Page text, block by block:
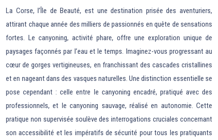
La Corse, l’Île de Beauté, est une destination prisée des aventuriers,
attirant chaque année des milliers de passionnés en quête de sensations
fortes. Le canyoning, activité phare, offre une exploration unique de
paysages façonnés par l’eau et le temps. Imaginez-vous progressant au
cœur de gorges vertigineuses, en franchissant des cascades cristallines
et en nageant dans des vasques naturelles. Une distinction essentielle se
pose cependant : celle entre le canyoning encadré, pratiqué avec des
professionnels, et le canyoning sauvage, réalisé en autonomie. Cette
pratique non supervisée soulève des interrogations cruciales concernant
son accessibilité et les impératifs de sécurité pour tous les pratiquants